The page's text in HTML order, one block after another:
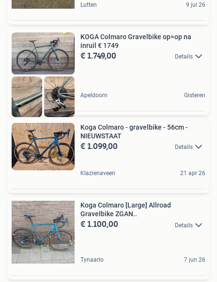
Lutten 9 jul 26
KOGA Colmaro Gravelbike op=op na
inruil € 1749
€ 1.749,00 Details
Apeldoorn Gisteren
Koga Colmaro - gravelbike - 56cm -
NIEUWSTAAT
€ 1.099,00 Details
Klazienaveen 21 apr 26
Koga Colmaro [Large] Allroad
Gravelbike ZGAN..
€ 1.100,00 Details
Tynaarlo 7 jun 26